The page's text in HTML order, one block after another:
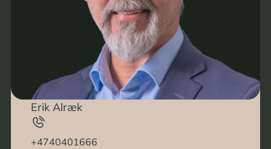
Erik Alræk
+4740401666